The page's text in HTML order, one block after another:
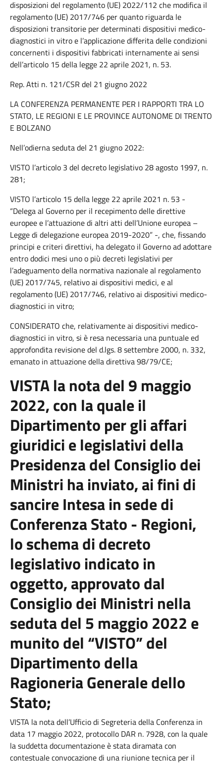
disposizioni del regolamento (UE) 2022/112 che modifica il
regolamento (UE) 2017/746 per quanto riguarda le
disposizioni transitorie per determinati dispositivi medico-
diagnostici in vitro e l’applicazione differita delle condizioni
concernenti i dispositivi fabbricati internamente ai sensi
dell’articolo 15 della legge 22 aprile 2021, n. 53.
Rep. Atti n. 121/CSR del 21 giugno 2022
LA CONFERENZA PERMANENTE PER I RAPPORTI TRA LO
STATO, LE REGIONI E LE PROVINCE AUTONOME DI TRENTO
E BOLZANO
Nell’odierna seduta del 21 giugno 2022:
VISTO l’articolo 3 del decreto legislativo 28 agosto 1997, n.
281;
VISTO l’articolo 15 della legge 22 aprile 2021 n. 53 -
“Delega al Governo per il recepimento delle direttive
europee e l’attuazione di altri atti dell’Unione europea –
Legge di delegazione europea 2019-2020” -, che, fissando
principi e criteri direttivi, ha delegato il Governo ad adottare
entro dodici mesi uno o più decreti legislativi per
l’adeguamento della normativa nazionale al regolamento
(UE) 2017/745, relativo ai dispositivi medici, e al
regolamento (UE) 2017/746, relativo ai dispositivi medico-
diagnostici in vitro;
CONSIDERATO che, relativamente ai dispositivi medico-
diagnostici in vitro, si è resa necessaria una puntuale ed
approfondita revisione del d.lgs. 8 settembre 2000, n. 332,
emanato in attuazione della direttiva 98/79/CE;
VISTA la nota del 9 maggio
2022, con la quale il
Dipartimento per gli affari
giuridici e legislativi della
Presidenza del Consiglio dei
Ministri ha inviato, ai fini di
sancire Intesa in sede di
Conferenza Stato - Regioni,
lo schema di decreto
legislativo indicato in
oggetto, approvato dal
Consiglio dei Ministri nella
seduta del 5 maggio 2022 e
munito del “VISTO” del
Dipartimento della
Ragioneria Generale dello
Stato;
VISTA la nota dell’Ufficio di Segreteria della Conferenza in
data 17 maggio 2022, protocollo DAR n. 7928, con la quale
la suddetta documentazione è stata diramata con
contestuale convocazione di una riunione tecnica per il